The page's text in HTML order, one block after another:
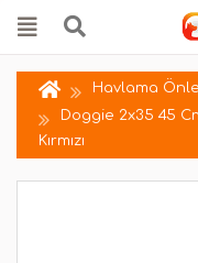
Havlama
Doggie 2x35 45
Kırmızı